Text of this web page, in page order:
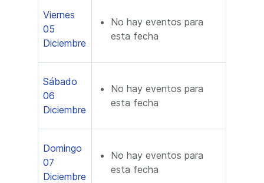
Viernes
05
Diciembre
No hay eventos para
esta fecha
Sábado
06
Diciembre
No hay eventos para
esta fecha
Domingo
07
Diciembre
No hay eventos para
esta fecha